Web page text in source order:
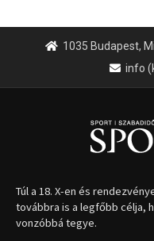
1035 Budapest,
info
Túl a 18. X-en és
továbbra is a legfőbb célja,
vonzóbbá tegye.